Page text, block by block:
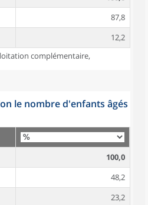
87,8
12,2
complémentaire,
le nombre d'enfants âgés
100,0
48,2
23,2